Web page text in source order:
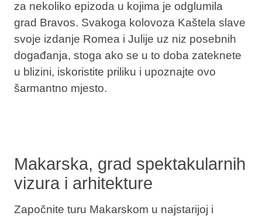
za nekoliko epizoda u kojima je odglumila
grad Bravos. Svakoga kolovoza Kaštela slave
svoje izdanje Romea i Julije uz niz posebnih
događanja, stoga ako se u to doba zateknete
u blizini, iskoristite priliku i upoznajte ovo
šarmantno mjesto.
Makarska, grad spektakularnih
vizura i arhitekture
Započnite turu Makarskom u najstarijoj i